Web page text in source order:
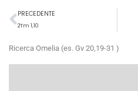
Precedente
PRECEDENTE
2Tm 1,10
Ricerca Omelia (es. Gv 20,19-31 )